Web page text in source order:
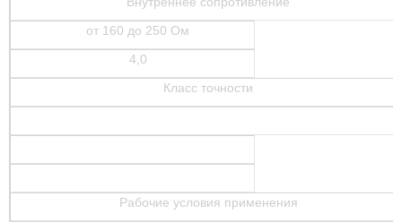
от 160 до 250 Ом
Класс точности
4,0
Рабочие условия применения